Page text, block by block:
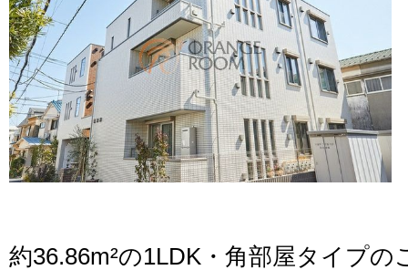
約36.86m²の1LDK・角部屋タイプの